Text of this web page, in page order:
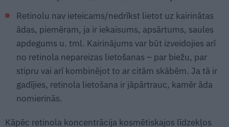
Retinolu nav ieteicams/nedrīkst lietot uz kairinātas
ādas, piemēram, ja ir iekaisums, apsārtums, saules
apdegums u. tml. Kairinājums var būt izveidojies arī
no retinola nepareizas lietošanas – par biežu, par
stipru vai arī kombinējot to ar citām skābēm. Ja tā ir
gadījies, retinola lietošana ir jāpārtrauc, kamēr āda
nomierinās.
Kāpēc retinola koncentrācija kosmētiskajos līdzekļos